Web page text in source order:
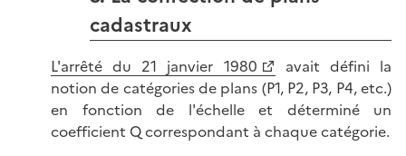
cadastraux
L'arrêté du 21 janvier 1980
avait défini la
notion de catégories de plans (P1, P2, P3, P4, etc.)
en fonction de l'échelle et déterminé un
coefficient Q correspondant à chaque catégorie.